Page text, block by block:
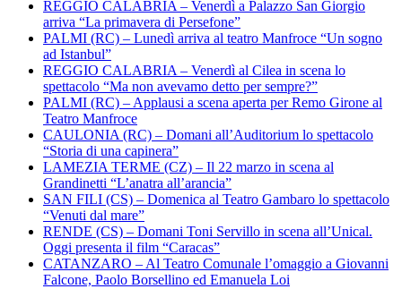
REGGIO CALABRIA – Venerdì a Palazzo San Giorgio
arriva “La primavera di Persefone”
PALMI (RC) – Lunedì arriva al teatro Manfroce “Un sogno
ad Istanbul”
REGGIO CALABRIA – Venerdì al Cilea in scena lo
spettacolo “Ma non avevamo detto per sempre?”
PALMI (RC) – Applausi a scena aperta per Remo Girone al
Teatro Manfroce
CAULONIA (RC) – Domani all’Auditorium lo spettacolo
“Storia di una capinera”
LAMEZIA TERME (CZ) – Il 22 marzo in scena al
Grandinetti “L’anatra all’arancia”
SAN FILI (CS) – Domenica al Teatro Gambaro lo spettacolo
“Venuti dal mare”
RENDE (CS) – Domani Toni Servillo in scena all’Unical.
Oggi presenta il film “Caracas”
CATANZARO – Al Teatro Comunale l’omaggio a Giovanni
Falcone, Paolo Borsellino ed Emanuela Loi